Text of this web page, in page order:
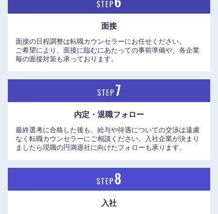
面接
面接の日程調整は転職カウンセラーにお任せください。
ご希望により、面接に臨むにあたっての事前準備や、各企業
毎の面接対策も承っております。
内定・退職フォロー
最終選考に合格した後も、給与や待遇についての交渉は遠慮
なく転職カウンセラーにご相談ください。入社企業が決まり
ましたら現職の円満退社に向けたフォローも承ります。
入社